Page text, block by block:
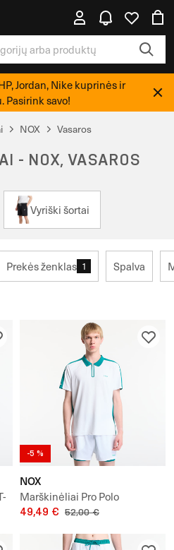
Jordan, Nike kuprinės ir
Pasirink savo!
NOX Vasaros
- NOX, VASAROS
Vyriški šortai
Prekės ženklas 1 Spalva
-5 %
NOX
Marškinėliai Pro Polo
49,49 € 52,00 €